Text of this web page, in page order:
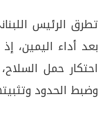
تطرق الرئيس
بعد أداء اليمين،
احتكار حمل
وضبط الحدود